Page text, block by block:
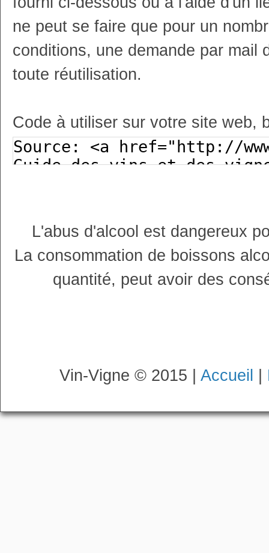
ne peut se faire que pour un
conditions, une demande par mail
toute réutilisation.
Code à utiliser sur votre site web,
L'abus d'alcool est dangereux
La consommation de boissons
quantité, peut avoir des
Vin-Vigne © 2015 | Accueil